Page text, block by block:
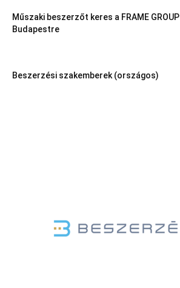
Műszaki beszerzőt keres a FRAME GROUP
Budapestre
Beszerzési szakemberek (országos)